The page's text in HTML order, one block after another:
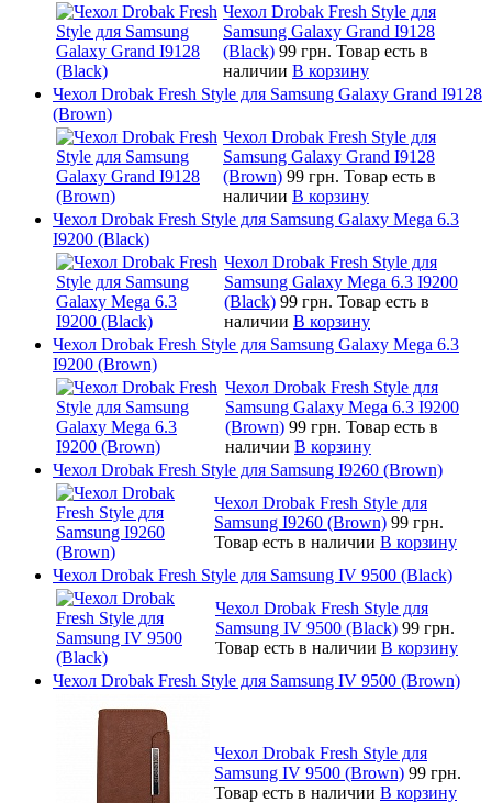
Чехол Drobak Fresh Style для
Samsung Galaxy Grand I9128
(Black) 99 грн. Товар есть в
наличии В корзину
Чехол Drobak Fresh Style для Samsung Galaxy Grand I9128
(Brown)
Чехол Drobak Fresh Style для
Samsung Galaxy Grand I9128
(Brown) 99 грн. Товар есть в
наличии В корзину
Чехол Drobak Fresh Style для Samsung Galaxy Mega 6.3
I9200 (Black)
Чехол Drobak Fresh Style для
Samsung Galaxy Mega 6.3 I9200
(Black) 99 грн. Товар есть в
наличии В корзину
Чехол Drobak Fresh Style для Samsung Galaxy Mega 6.3
I9200 (Brown)
Чехол Drobak Fresh Style для
Samsung Galaxy Mega 6.3 I9200
(Brown) 99 грн. Товар есть в
наличии В корзину
Чехол Drobak Fresh Style для Samsung I9260 (Brown)
Чехол Drobak Fresh Style для
Samsung I9260 (Brown) 99 грн.
Товар есть в наличии В корзину
Чехол Drobak Fresh Style для Samsung IV 9500 (Black)
Чехол Drobak Fresh Style для
Samsung IV 9500 (Black) 99 грн.
Товар есть в наличии В корзину
Чехол Drobak Fresh Style для Samsung IV 9500 (Brown)
Чехол Drobak Fresh Style для
Samsung IV 9500 (Brown) 99 грн.
Товар есть в наличии В корзину